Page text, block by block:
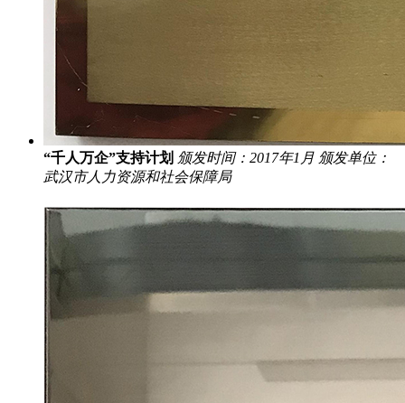
“千人万企”支持计划 颁发时间：2017年1月 颁发单位：
武汉市人力资源和社会保障局